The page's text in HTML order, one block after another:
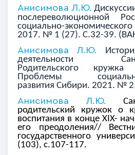
Анисимова Л.Ю.
послереволюционной
социально-
2017. № 1 (27). С.32-39.
Анисимова Л.Ю.
деятельности Санкт-
Родительского
Проблемы социально-
развития Сибири. 2021. №
Анисимова Л.Ю.
родительский кружок о
воспитания в концеXIX-
его преодоления//
государственного
(103), с.107-117.